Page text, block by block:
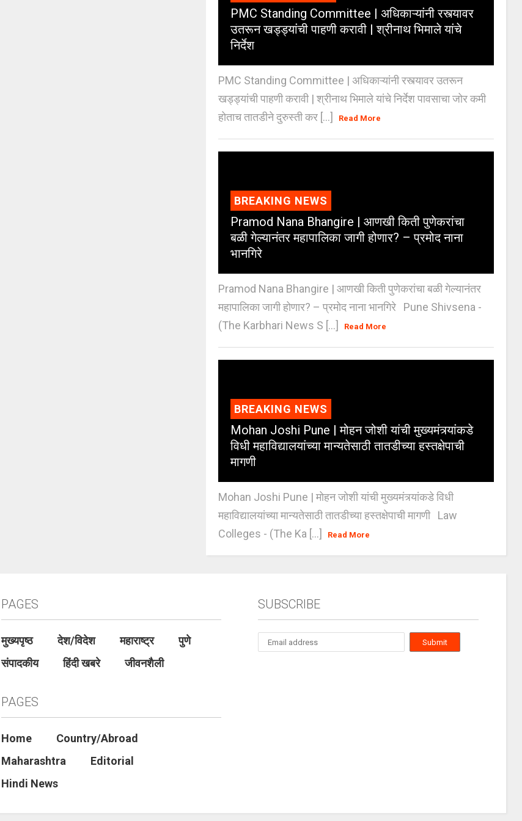
PMC Standing Committee | अधिकाऱ्यांनी रस्त्यावर
उतरून खड्ड्यांची पाहणी करावी | श्रीनाथ भिमाले यांचे
निर्देश
PMC Standing Committee | अधिकाऱ्यांनी रस्त्यावर उतरून
खड्ड्यांची पाहणी करावी | श्रीनाथ भिमाले यांचे निर्देश पावसाचा जोर कमी
होताच तातडीने दुरुस्ती कर [...]
Read More
BREAKING NEWS
Pramod Nana Bhangire | आणखी किती पुणेकरांचा
बळी गेल्यानंतर महापालिका जागी होणार? – प्रमोद नाना
भानगिरे
Pramod Nana Bhangire | आणखी किती पुणेकरांचा बळी गेल्यानंतर
महापालिका जागी होणार? – प्रमोद नाना भानगिरे Pune Shivsena -
(The Karbhari News S [...]
Read More
BREAKING NEWS
Mohan Joshi Pune | मोहन जोशी यांची मुख्यमंत्र्यांकडे
विधी महाविद्यालयांच्या मान्यतेसाठी तातडीच्या हस्तक्षेपाची
मागणी
Mohan Joshi Pune | मोहन जोशी यांची मुख्यमंत्र्यांकडे विधी
महाविद्यालयांच्या मान्यतेसाठी तातडीच्या हस्तक्षेपाची मागणी Law
Colleges - (The Ka [...]
Read More
PAGES
मुख्यपृष्ठ देश/विदेश महाराष्ट्र
पुणे
संपादकीय
हिंदी खबरे जीवनशैली
PAGES
Home
Country/Abroad
Maharashtra
Editorial
Hindi News
SUBSCRIBE